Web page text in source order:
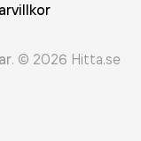
. © 2026 Hitta.se